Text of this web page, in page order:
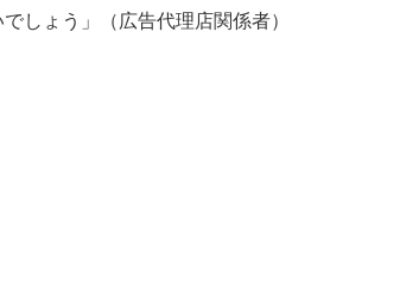
しょう」（広告代理店関係者）